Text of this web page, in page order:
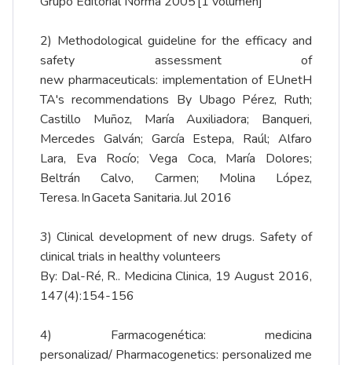
2) Methodological guideline for the efficacy and
safety assessment of
new pharmaceuticals: implementation of EUnetH
TA's recommendations By Ubago Pérez, Ruth;
Castillo Muñoz, María Auxiliadora; Banqueri,
Mercedes Galván; García Estepa, Raúl; Alfaro
Lara, Eva Rocío; Vega Coca, María Dolores;
Beltrán Calvo, Carmen; Molina López,
Teresa. In Gaceta Sanitaria. Jul 2016
3) Clinical development of new drugs. Safety of
clinical trials in healthy volunteers
By: Dal-Ré, R.. Medicina Clinica, 19 August 2016,
147(4):154-156
4) Farmacogenética: medicina
personalizad/ Pharmacogenetics: personalized me